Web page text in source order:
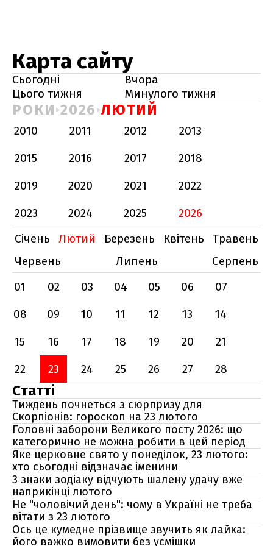
Карта сайту
Сьогодні
Вчора
Цього тижня
Минулого тижня
РОКИ 2026 ЛЮТИЙ
2010 2011 2012
2013
2015
2016 2017
2018
2019
2020 2021
2022
2023
2024 2025
2026
Січень
Лютий Березень Квітень
Травень
Червень
Липень
Серпень
01
02 03 04 05 06
07
08
09 10 11 12 13
14
15
16 17 18 19 20
21
22
23 24 25 26 27 28
Статті
Тиждень почнеться з сюрпризу для
Скорпіонів: гороскоп на 23 лютого
Головні заборони Великого посту 2026: що
категорично не можна робити в цей період
Яке церковне свято у понеділок, 23 лютого:
хто сьогодні відзначає іменини
3 знаки зодіаку відчують шалену удачу вже
наприкінці лютого
Не "чоловічий день": чому в Україні не треба
вітати з 23 лютого
Ось це кумедне прізвище звучить як лайка:
його важко вимовити без усмішки